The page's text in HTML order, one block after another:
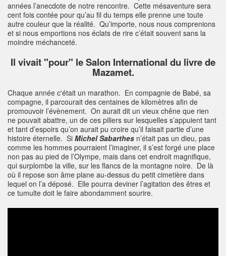
années l’anecdote de notre rencontre. Cette mésaventure sera
cent fois contée pour qu’au fil du temps elle prenne une toute
autre couleur que la réalité. Qu’importe, nous nous comprenions
et si nous emportions nos éclats de rire c’était souvent sans la
moindre méchanceté.
Il vivait "pour" le Salon International du livre de
Mazamet.
Chaque année c'était un marathon. En compagnie de Babé, sa
compagne, il parcourait des centaines de kilomètres afin de
promouvoir l’évènement. On aurait dit un vieux chêne que rien
ne pouvait abattre, un de ces piliers sur lesquelles s’appuient tant
et tant d’espoirs qu’on aurait pu croire qu’il faisait partie d’une
histoire éternelle. Si Michel Sabarthes n’était pas un dieu, pas
comme les hommes pourraient l’imaginer, il s’est forgé une place
non pas au pied de l’Olympe, mais dans cet endroit magnifique,
qui surplombe la ville, sur les flancs de la montagne noire. De là
où il repose son âme plane au-dessus du petit cimetière dans
lequel on l’a déposé. Elle pourra deviner l’agitation des êtres et
ce tumulte doit le faire abondamment sourire.